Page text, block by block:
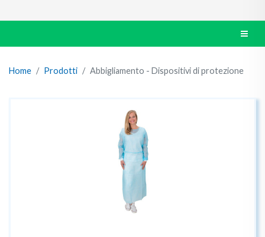
Home Prodotti Abbigliamento - Dispositivi di protezione